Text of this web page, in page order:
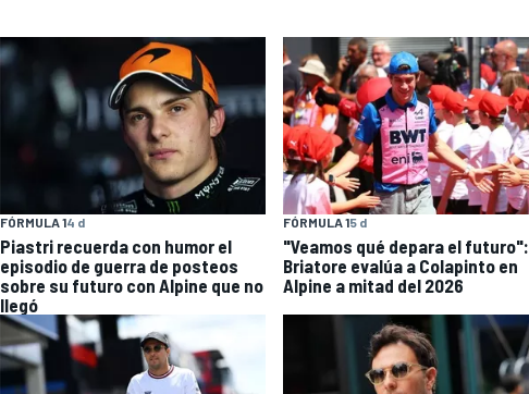
FÓRMULA 14 d
Piastri recuerda con humor el
episodio de guerra de posteos
sobre su futuro con Alpine que no
llegó
FÓRMULA 15 d
"Veamos qué depara el futuro":
Briatore evalúa a Colapinto en
Alpine a mitad del 2026